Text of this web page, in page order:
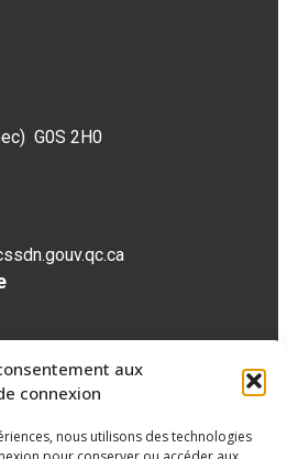
aux
connexion
nous utilisons des technologies
G0S 2H0
googleplusgoogleplus